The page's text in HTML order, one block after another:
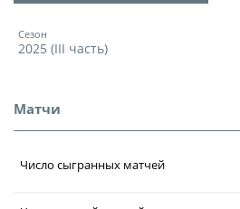
Кубок Объединенного
Пресс-служба
Отдел
Сезон
2025 (III часть)
Матчи
Число cыгранных матчей